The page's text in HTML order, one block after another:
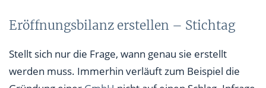
Eröffnungsbilanz erstellen – Stichtag
Stellt sich nur die Frage, wann genau sie erstellt
werden muss. Immerhin verläuft zum Beispiel die